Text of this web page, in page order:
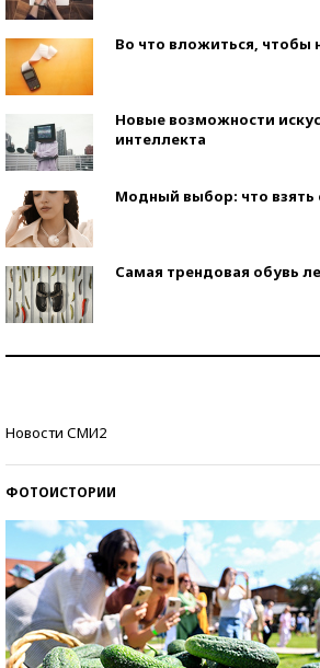
Во что вложиться, чтобы
Новые возможности
интеллекта
Модный выбор: что взять
Самая трендовая обувь
Новости СМИ2
ФОТОИСТОРИИ